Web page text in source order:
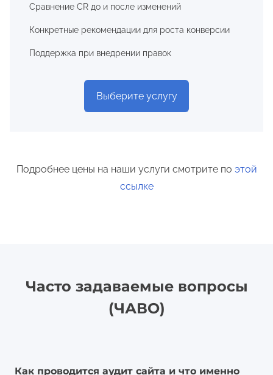
Сравнение CR до и после изменений
Конкретные рекомендации для роста конверсии
Поддержка при внедрении правок
Выберите услугу
Подробнее цены на наши услуги смотрите по этой
ссылке
Часто задаваемые вопросы
(ЧАВО)
Как проводится аудит сайта и что именно